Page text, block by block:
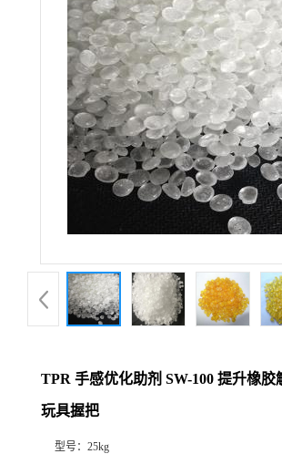
TPR 手感优化助剂 SW-100 提升橡胶
玩具握把
型号： 25kg